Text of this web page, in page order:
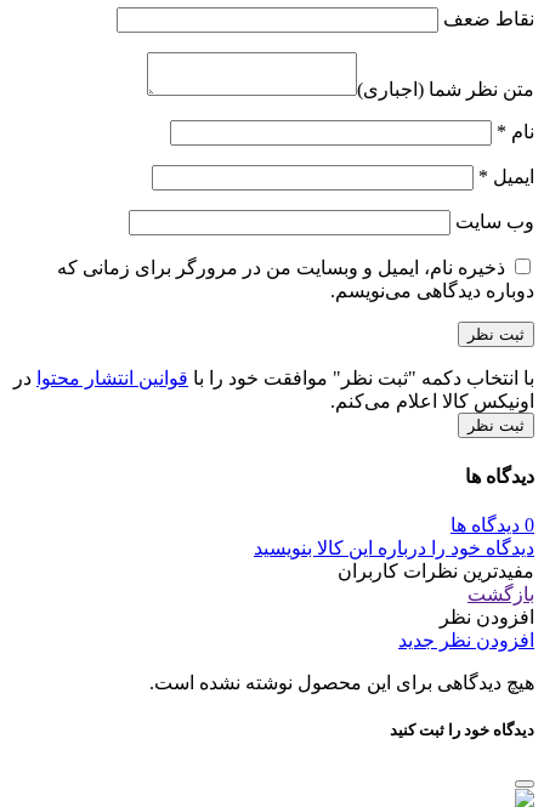
نقاط ضعف
متن نظر شما (اجباری)
نام *
ایمیل *
وب‌ سایت
ذخیره نام، ایمیل و وبسایت من در مرورگر برای زمانی که
دوباره دیدگاهی می‌نویسم.
با انتخاب دکمه "ثبت نظر" موافقت خود را با قوانین انتشار محتوا در
اونیکس کالا اعلام می‌کنم.
ثبت نظر
دیدگاه ها
0 دیدگاه ها
دیدگاه خود را درباره این کالا بنویسید
مفیدترین نظرات کاربران
بازگشت
افزودن نظر
افزودن نظر جدید
هیچ دیدگاهی برای این محصول نوشته نشده است.
دیدگاه خود را ثبت کنید